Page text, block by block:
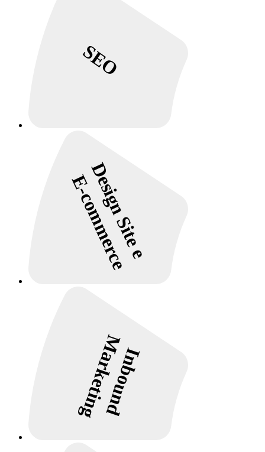
SEO
Design Site e
E-commerce
Inbound
Marketing